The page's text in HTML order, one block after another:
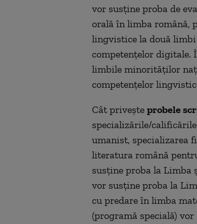
vor susţine proba de
orală în limba română,
lingvistice la două limbi
competenţelor
limbile minorităţilor
competenţelor
Cât priveşte probele
specializările/
umanist, specializarea
literatura română
susţine proba la Limba
vor susţine proba la
cu predare în limba
(programă specială)